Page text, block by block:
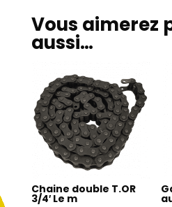
Vous aimerez
aussi…
Chaine double T.OR
3/4′ Le m